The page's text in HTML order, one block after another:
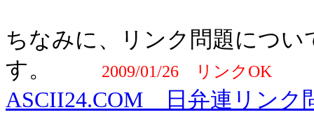
ちなみに、リンク問題につ
す。
2009/01/26 リンクOK
ASCII24.COM 日弁連リンク